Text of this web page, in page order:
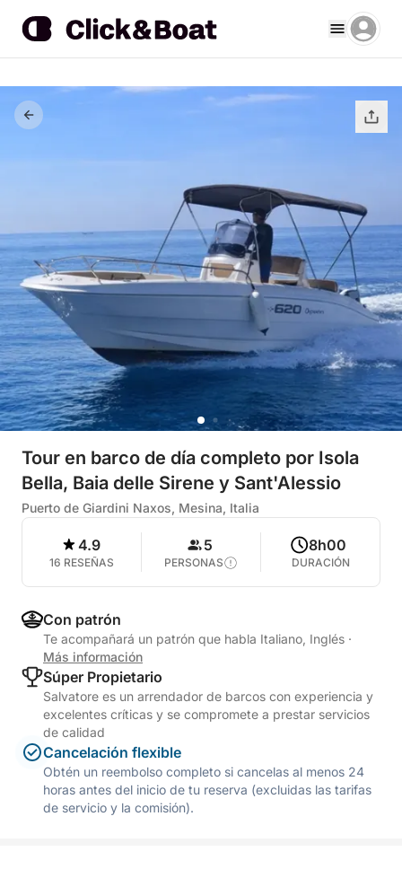
Tour en barco de día completo por Isola
Bella, Baia delle Sirene y Sant'Alessio
Puerto de Giardini Naxos, Mesina, Italia
4.9
16 RESEÑAS
5
PERSONAS
8h00
DURACIÓN
Con patrón
Te acompañará un patrón que habla Italiano, Inglés ·
Más información
Súper Propietario
Salvatore es un arrendador de barcos con experiencia y
excelentes críticas y se compromete a prestar servicios
de calidad
Cancelación flexible
Obtén un reembolso completo si cancelas al menos 24
horas antes del inicio de tu reserva (excluidas las tarifas
de servicio y la comisión).